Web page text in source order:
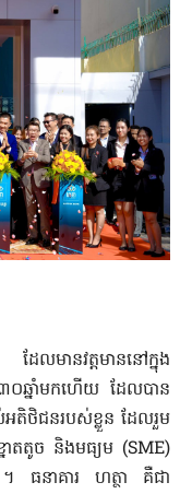
លមានវត្តមាននៅក្នុង
០ឆ្នាំមកហើយ ដែលបាន
តិថិជនរបស់ខ្លួន ដែលរួម
តតូច និងមធ្យម (SME)
។ ធនាគារ ហត្ថា គឺជា